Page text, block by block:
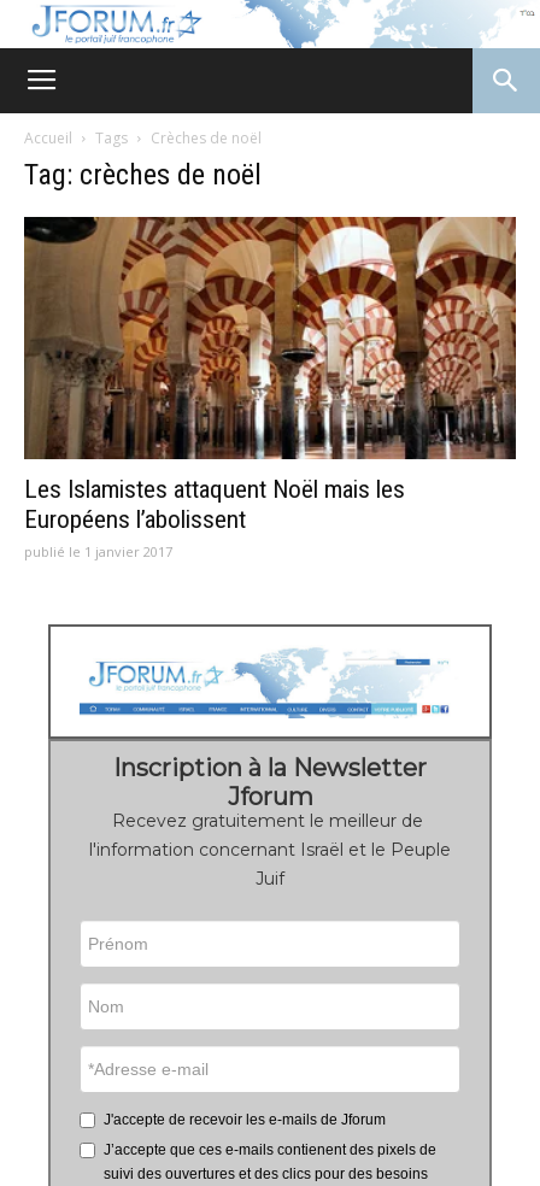
Accueil Tags Crèches de noël
Tag: crèches de noël
Les Islamistes attaquent Noël mais les
Européens l’abolissent
publié le 1 janvier 2017
Inscription à la Newsletter
Jforum
Recevez gratuitement le meilleur de
l'information concernant Israël et le Peuple
Juif
J'accepte de recevoir les e-mails de Jforum
J’accepte que ces e-mails contienent des pixels de
suivi des ouvertures et des clics pour des besoins